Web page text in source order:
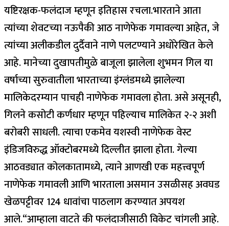
यष्टिरक्षक-फलंदाज म्हणून इतिहास रचला.भारताने आता
त्यांच्या शेवटच्या नऊपैकी आठ नाणेफेक गमावल्या आहेत, जे
त्यांच्या अलीकडील दुर्दैवाने नाणे पलटण्याने अधोरेखित केले
आहे.मानेच्या दुखापतीमुळे बाजूला झालेला शुभमन गिल या
वर्षाच्या सुरुवातीला भारताच्या इंग्लंडमध्ये झालेल्या
मालिकेदरम्यान पाचही नाणेफेक गमावला होता.असे असूनही,
गिलने कसोटी कर्णधार म्हणून पहिल्याच मालिकेत २-२ अशी
बरोबरी साधली.त्याचा एकमेव यशस्वी नाणेफेक वेस्ट
इंडिजविरुद्ध ऑक्टोबरमध्ये दिल्लीत झाला होता. गेल्या
आठवड्यात कोलकातामध्ये, त्याने आणखी एक महत्त्वपूर्ण
नाणेफेक गमावली आणि भारताला असमान उसळीसह अवघड
खेळपट्टीवर 124 धावांचा पाठलाग करण्यात अपयश
आले.“आम्हाला वाटते की फलंदाजीसाठी विकेट चांगली आहे.